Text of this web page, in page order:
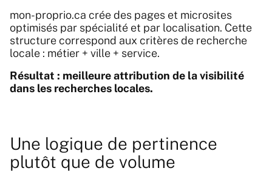
mon-proprio.ca crée des pages et microsites
optimisés par spécialité et par localisation. Cette
structure correspond aux critères de recherche
locale : métier + ville + service.
Résultat : meilleure attribution de la visibilité
dans les recherches locales.
Une logique de pertinence
plutôt que de volume